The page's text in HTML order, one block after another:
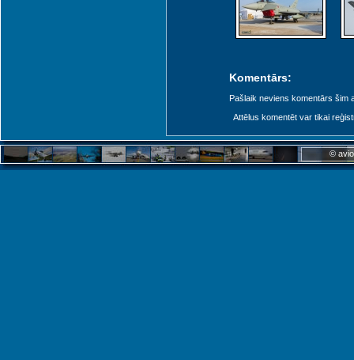
Komentārs:
Pašlaik neviens komentārs šim
Attēlus komentēt var tikai
©